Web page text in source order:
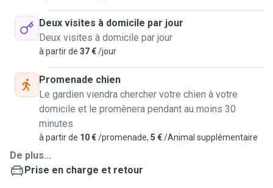
Deux visites à domicile par jour
Deux visites à domicile par jour
à partir de 37 €/jour
Promenade chien
Le gardien viendra chercher votre chien à votre
domicile et le promènera pendant au moins 30
minutes
à partir de 10 €/promenade, 5 €/Animal supplémentaire
De plus...
Prise en charge et retour